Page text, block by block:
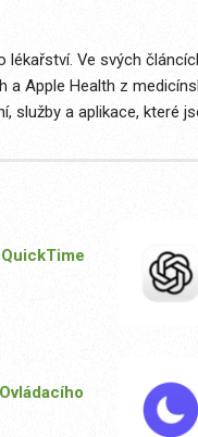
lékařství. Ve svých
a Apple Health z
služby a aplikace, které